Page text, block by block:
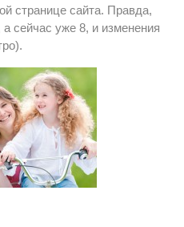
странице сайта. Правда,
сейчас уже 8, и изменения